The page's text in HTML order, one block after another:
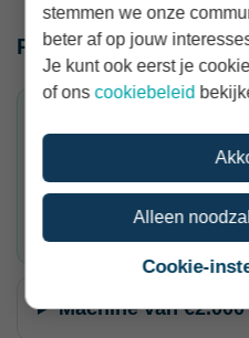
Praktische
Je koopt zakelijk
exclusief btw. Dit kun je
aftrekken als zakelijke
Machine van €2.000
stemmen we onze
beter af op jouw
Je kunt ook eerst je
of onscookiebeleid
Alleen
Cookie-